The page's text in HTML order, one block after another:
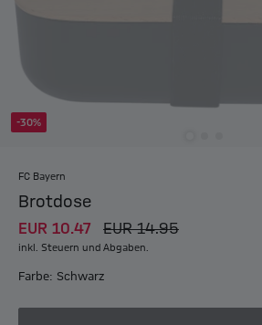
-30%
FC Bayern
Brotdose
EUR 10.47 EUR 14.95
inkl. Steuern und Abgaben.
Farbe: Schwarz